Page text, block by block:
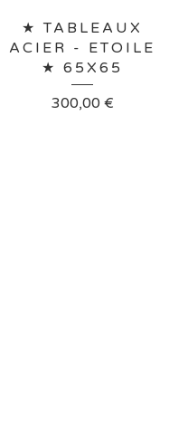
★ TABLEAUX
ACIER - ETOILE
★ 65X65
300,00 €